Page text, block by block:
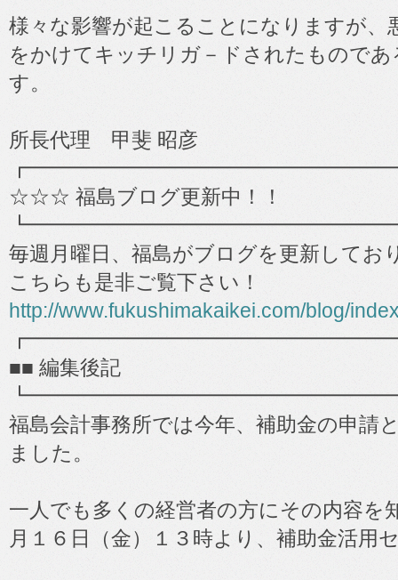
様々な影響が起こることになりますが、
をかけてキッチリガ－ドされたもので
す。
所長代理 甲斐 昭彦
☆☆☆ 福島ブログ更新中！！
毎週月曜日、福島がブログを更新してお
こちらも是非ご覧下さい！
http://www.fukushimakaikei.com/blog/
■■ 編集後記
福島会計事務所では今年、補助金の申請
ました。
一人でも多くの経営者の方にその内容を
月１６日（金）１３時より、補助金活用